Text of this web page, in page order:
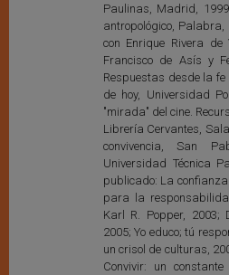
Paulinas, Madrid,
antropológico,
con Enrique Rivera
Francisco de Asís y
Respuestas desde la
de hoy, Universidad
"mirada" del cine.
Librería Cervantes,
convivencia, San
Universidad Técnica
publicado: La
para la
Karl R. Popper, 2003;
2005; Yo educo; tú
un crisol de culturas,
Convivir: un